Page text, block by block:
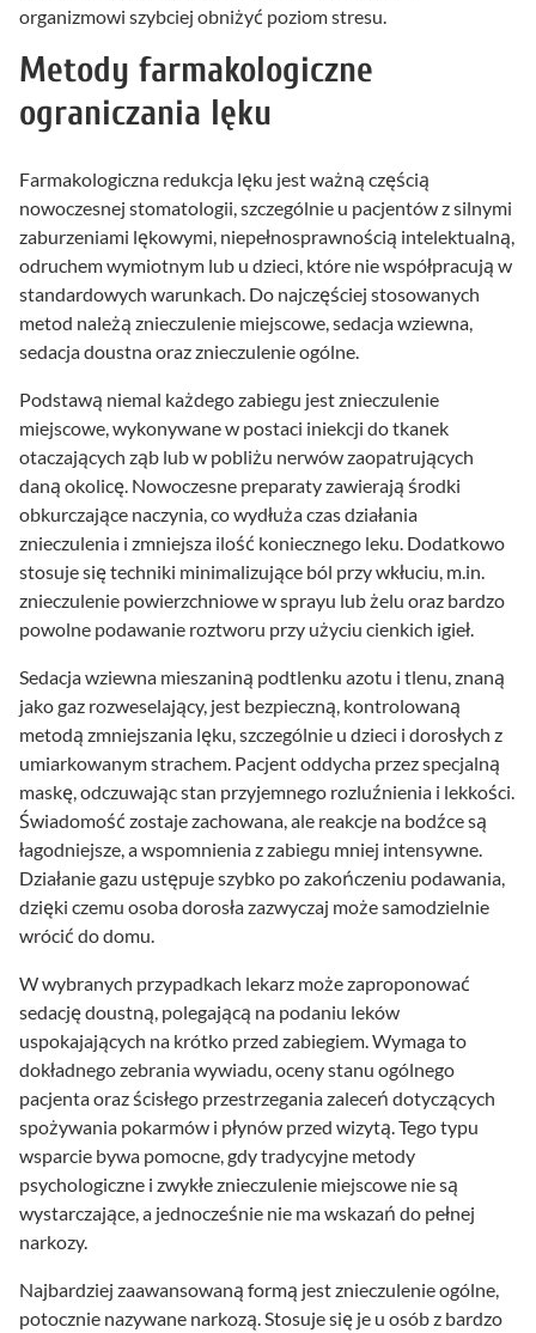
organizmowi szybciej obniżyć poziom stresu.
Metody farmakologiczne
ograniczania lęku
Farmakologiczna redukcja lęku jest ważną częścią
nowoczesnej stomatologii, szczególnie u pacjentów z silnymi
zaburzeniami lękowymi, niepełnosprawnością intelektualną,
odruchem wymiotnym lub u dzieci, które nie współpracują w
standardowych warunkach. Do najczęściej stosowanych
metod należą znieczulenie miejscowe, sedacja wziewna,
sedacja doustna oraz znieczulenie ogólne.
Podstawą niemal każdego zabiegu jest znieczulenie
miejscowe, wykonywane w postaci iniekcji do tkanek
otaczających ząb lub w pobliżu nerwów zaopatrujących
daną okolicę. Nowoczesne preparaty zawierają środki
obkurczające naczynia, co wydłuża czas działania
znieczulenia i zmniejsza ilość koniecznego leku. Dodatkowo
stosuje się techniki minimalizujące ból przy wkłuciu, m.in.
znieczulenie powierzchniowe w sprayu lub żelu oraz bardzo
powolne podawanie roztworu przy użyciu cienkich igieł.
Sedacja wziewna mieszaniną podtlenku azotu i tlenu, znaną
jako gaz rozweselający, jest bezpieczną, kontrolowaną
metodą zmniejszania lęku, szczególnie u dzieci i dorosłych z
umiarkowanym strachem. Pacjent oddycha przez specjalną
maskę, odczuwając stan przyjemnego rozluźnienia i lekkości.
Świadomość zostaje zachowana, ale reakcje na bodźce są
łagodniejsze, a wspomnienia z zabiegu mniej intensywne.
Działanie gazu ustępuje szybko po zakończeniu podawania,
dzięki czemu osoba dorosła zazwyczaj może samodzielnie
wrócić do domu.
W wybranych przypadkach lekarz może zaproponować
sedację doustną, polegającą na podaniu leków
uspokajających na krótko przed zabiegiem. Wymaga to
dokładnego zebrania wywiadu, oceny stanu ogólnego
pacjenta oraz ścisłego przestrzegania zaleceń dotyczących
spożywania pokarmów i płynów przed wizytą. Tego typu
wsparcie bywa pomocne, gdy tradycyjne metody
psychologiczne i zwykłe znieczulenie miejscowe nie są
wystarczające, a jednocześnie nie ma wskazań do pełnej
narkozy.
Najbardziej zaawansowaną formą jest znieczulenie ogólne,
potocznie nazywane narkozą. Stosuje się je u osób z bardzo